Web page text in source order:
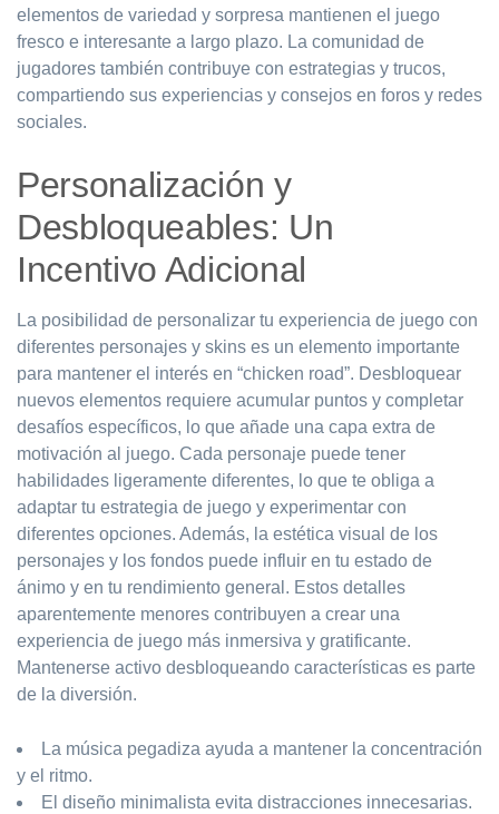
elementos de variedad y sorpresa mantienen el juego
fresco e interesante a largo plazo. La comunidad de
jugadores también contribuye con estrategias y trucos,
compartiendo sus experiencias y consejos en foros y redes
sociales.
Personalización y
Desbloqueables: Un
Incentivo Adicional
La posibilidad de personalizar tu experiencia de juego con
diferentes personajes y skins es un elemento importante
para mantener el interés en “chicken road”. Desbloquear
nuevos elementos requiere acumular puntos y completar
desafíos específicos, lo que añade una capa extra de
motivación al juego. Cada personaje puede tener
habilidades ligeramente diferentes, lo que te obliga a
adaptar tu estrategia de juego y experimentar con
diferentes opciones. Además, la estética visual de los
personajes y los fondos puede influir en tu estado de
ánimo y en tu rendimiento general. Estos detalles
aparentemente menores contribuyen a crear una
experiencia de juego más inmersiva y gratificante.
Mantenerse activo desbloqueando características es parte
de la diversión.
La música pegadiza ayuda a mantener la concentración
y el ritmo.
El diseño minimalista evita distracciones innecesarias.